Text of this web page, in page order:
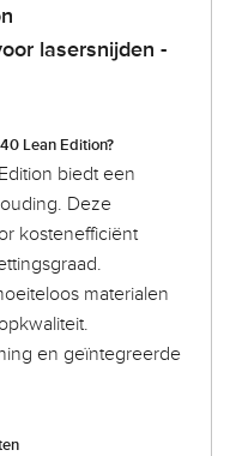
lasersnijden -
Lean Edition?
biedt een
Deze
kostenefficiënt
materialen
en geïntegreerde